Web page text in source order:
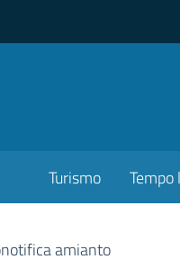
Turismo Tempo
amianto